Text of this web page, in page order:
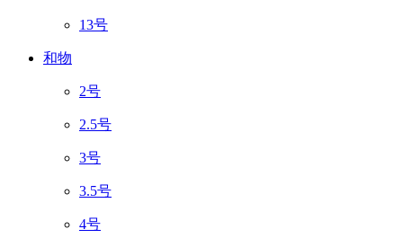
13号
和物
2号
2.5号
3号
3.5号
4号